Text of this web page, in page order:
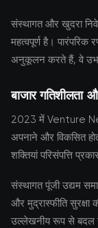
संस्थागत और खुदरा
महत्वपूर्ण है।
अनुकूलन करते हैं, वे
बाजार गतिशीलता
2023 में Venture
अपनाने और विकसित
शक्तियां परिसंपत्ति
संस्थागत पूंजी उद्यम
और मुद्रास्फीति
उल्लेखनीय रूप से बदल